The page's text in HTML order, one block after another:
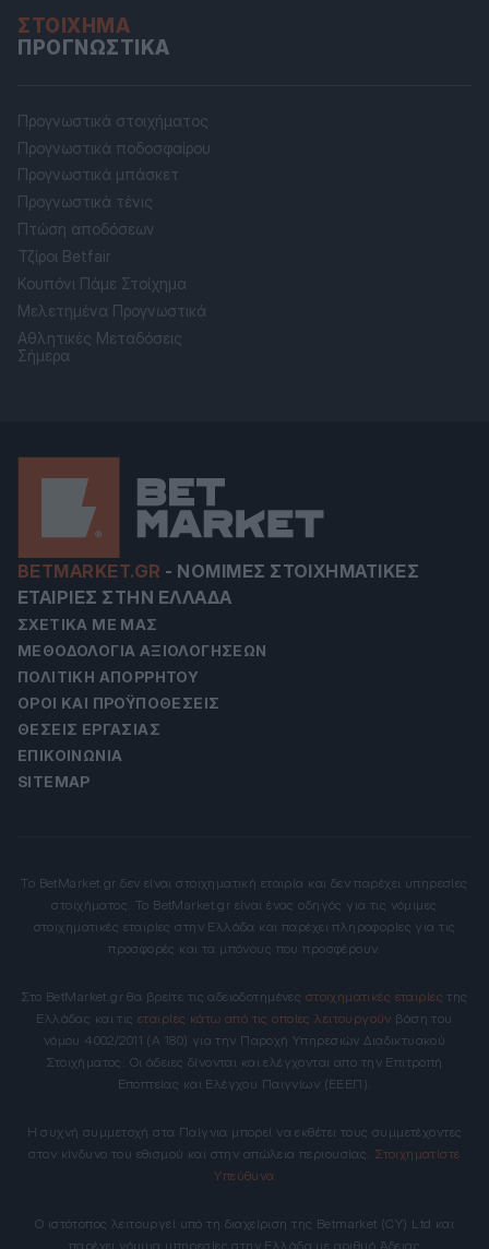
ΣΤΟΊΧΗΜΑ
ΠΡΟΓΝΩΣΤΙΚΆ
Προγνωστικά στοιχήματος
Προγνωστικά ποδοσφαίρου
Προγνωστικά μπάσκετ
Προγνωστικά τένις
Πτώση αποδόσεων
Τζίροι Betfair
Κουπόνι Πάμε Στοίχημα
Μελετημένα Προγνωστικά
Αθλητικές Μεταδόσεις
Σήμερα
BETMARKET.GR - ΝΌΜΙΜΕΣ ΣΤΟΙΧΗΜΑΤΙΚΈΣ
ΕΤΑΙΡΊΕΣ ΣΤΗΝ ΕΛΛΆΔΑ
ΣΧΕΤΙΚΆ ΜΕ ΜΑΣ
ΜΕΘΟΔΟΛΟΓΊΑ ΑΞΙΟΛΟΓΉΣΕΩΝ
ΠΟΛΙΤΙΚΉ ΑΠΟΡΡΉΤΟΥ
ΌΡΟΙ ΚΑΙ ΠΡΟΫΠΟΘΈΣΕΙΣ
ΘΈΣΕΙΣ ΕΡΓΑΣΊΑΣ
ΕΠΙΚΟΙΝΩΝΊΑ
SITEMAP
Το BetMarket.gr δεν είναι στοιχηματική εταιρία και δεν παρέχει υπηρεσίες
στοιχήματος. Το BetMarket.gr είναι ένας οδηγός για τις νόμιμες
στοιχηματικές εταιρίες στην Ελλάδα και παρέχει πληροφορίες για τις
προσφορές και τα μπόνους που προσφέρουν.
Στο BetMarket.gr θα βρείτε τις αδειοδοτημένες στοιχηματικές εταιρίες της
Ελλάδας και τιςεταιρίες κάτω από τις οποίες λειτουργούν βάση του
νόμου 4002/2011 (Α 180) για την Παροχή Υπηρεσιών Διαδικτυακού
Στοιχήματος. Οι άδειες δίνονται και ελέγχονται απο την Επιτροπή
Εποπτείας και Ελέγχου Παιγνίων (ΕΕΕΠ).
Η συχνή συμμετοχή στα Παίγνια μπορεί να εκθέτει τους συμμετέχοντες
στον κίνδυνο του εθισμού και στην απώλεια περιουσίας. Στοιχηματίστε
Υπεύθυνα
Ο ιστότοπος λειτουργεί υπό τη διαχείριση της Betmarket (CY) Ltd και
παρέχει νόμιμα υπηρεσίες στην Ελλάδα με αριθμό Άδειας